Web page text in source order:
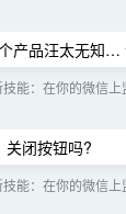
产品汪太无知…
技能：在你的微信上
关闭按钮吗?
技能：在你的微信上